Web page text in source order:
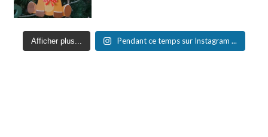
Afficher plus... Pendant ce temps sur Instagram ...